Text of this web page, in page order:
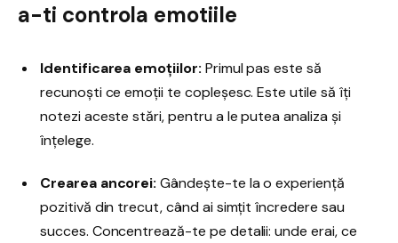
a-ti controla emotiile
Identificarea emoțiilor: Primul pas este să
recunoști ce emoții te copleșesc. Este utile să îți
notezi aceste stări, pentru a le putea analiza și
înțelege.
Crearea ancorei: Gândește-te la o experiență
pozitivă din trecut, când ai simțit încredere sau
succes. Concentrează-te pe detalii: unde erai, ce